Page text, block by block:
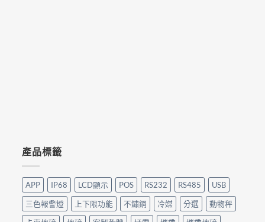
產品標籤
APP IP68 LCD顯示 POS RS232 RS485
USB
三色報警燈
上下限功能 不鏽鋼 冷媒 分選
動物秤